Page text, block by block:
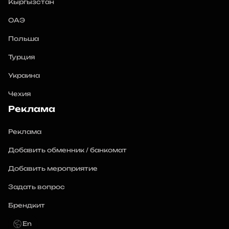
Кыргызстан
ОАЭ
Польша
Турция
Украина
Чехия
Реклама
Реклама
Добавить обменник / банкомат
Добавить мероприятие
Задать вопрос
Брендкит
En